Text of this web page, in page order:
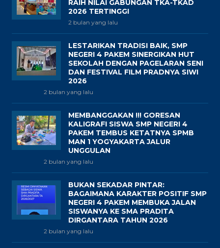
RAIH NILAI GABUNGAN TKA-TKAD
2026 TERTINGGI
2 bulan yang lalu
LESTARIKAN TRADISI BAIK, SMP
NEGERI 4 PAKEM SINERGIKAN HUT
SEKOLAH DENGAN PAGELARAN SENI
DAN FESTIVAL FILM PRADNYA SIWI
2026
2 bulan yang lalu
MEMBANGGAKAN !!! GORESAN
KALIGRAFI SISWA SMP NEGERI 4
PAKEM TEMBUS KETATNYA SPMB
MAN 1 YOGYAKARTA JALUR
UNGGULAN
2 bulan yang lalu
BUKAN SEKADAR PINTAR:
BAGAIMANA KARAKTER POSITIF SMP
NEGERI 4 PAKEM MEMBUKA JALAN
SISWANYA KE SMA PRADITA
DIRGANTARA TAHUN 2026
2 bulan yang lalu